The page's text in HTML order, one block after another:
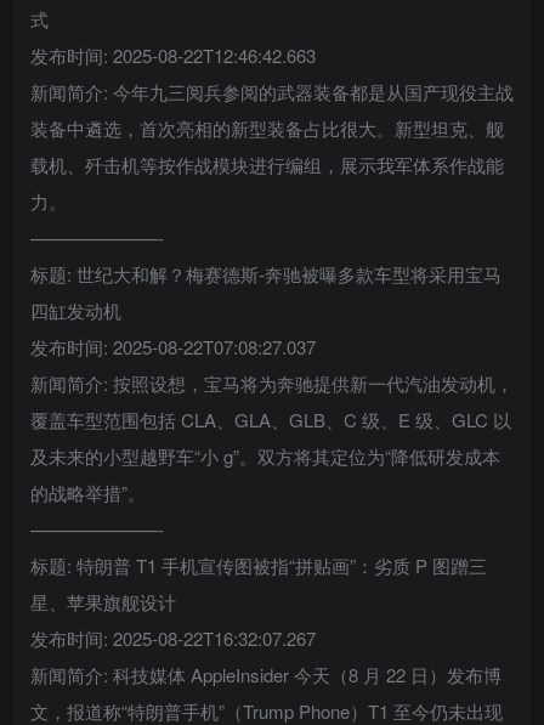
式
发布时间: 2025-08-22T12:46:42.663
新闻简介: 今年九三阅兵参阅的武器装备都是从国产现役主战
装备中遴选，首次亮相的新型装备占比很大。新型坦克、舰
载机、歼击机等按作战模块进行编组，展示我军体系作战能
力。
———————-
标题: 世纪大和解？梅赛德斯-奔驰被曝多款车型将采用宝马
四缸发动机
发布时间: 2025-08-22T07:08:27.037
新闻简介: 按照设想，宝马将为奔驰提供新一代汽油发动机，
覆盖车型范围包括 CLA、GLA、GLB、C 级、E 级、GLC 以
及未来的小型越野车“小 g”。双方将其定位为“降低研发成本
的战略举措”。
———————-
标题: 特朗普 T1 手机宣传图被指“拼贴画”：劣质 P 图蹭三
星、苹果旗舰设计
发布时间: 2025-08-22T16:32:07.267
新闻简介: 科技媒体 AppleInsider 今天（8 月 22 日）发布博
文，报道称“特朗普手机”（Trump Phone）T1 至今仍未出现